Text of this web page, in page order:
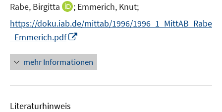
Rabe, Birgitta
I
n
n
e
u
e
F
; Emmerich, Knut;
https://doku.iab.de/mittab/1996/1996_1_MittAB_Rabe
_Emmerich.pdf
n
e
u
mehr Informationen
Literaturhinweis